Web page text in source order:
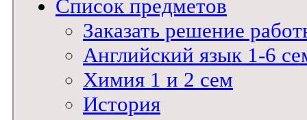
Список предметов
Заказать решение
Английский язык 1-6
Химия 1 и 2 сем
История